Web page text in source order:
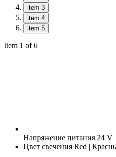
item 3
item 4
item 5
Item 1 of 6
Напряжение питания 24 V
Цвет свечения Red |